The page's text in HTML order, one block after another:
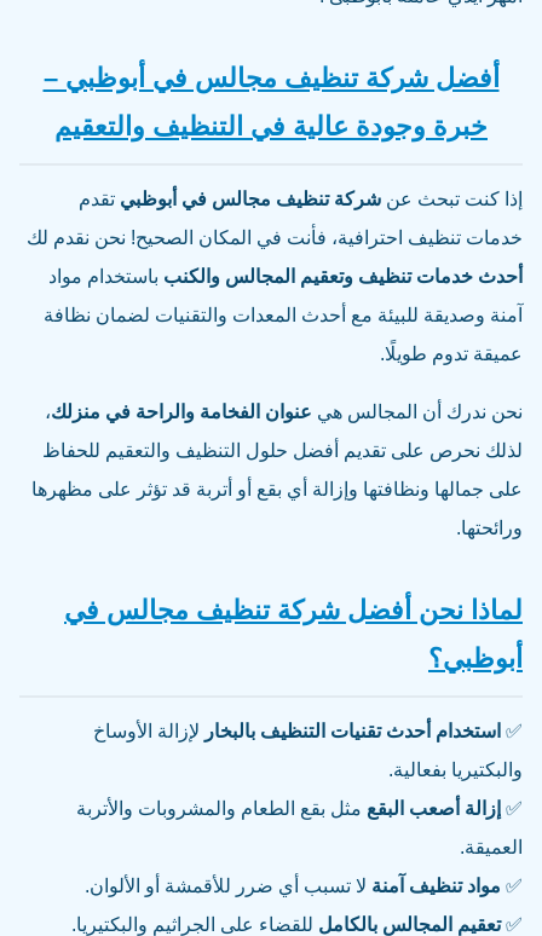
أفضل شركة تنظيف مجالس في أبوظبي –
خبرة وجودة عالية في التنظيف والتعقيم
إذا كنت تبحث عن شركة تنظيف مجالس في أبوظبي تقدم
خدمات تنظيف احترافية، فأنت في المكان الصحيح! نحن نقدم لك
أحدث خدمات تنظيف وتعقيم المجالس والكنب باستخدام مواد
آمنة وصديقة للبيئة مع أحدث المعدات والتقنيات لضمان نظافة
عميقة تدوم طويلًا.
نحن ندرك أن المجالس هي عنوان الفخامة والراحة في منزلك،
لذلك نحرص على تقديم أفضل حلول التنظيف والتعقيم للحفاظ
على جمالها ونظافتها وإزالة أي بقع أو أتربة قد تؤثر على مظهرها
ورائحتها.
لماذا نحن أفضل شركة تنظيف مجالس في
أبوظبي؟
✅ استخدام أحدث تقنيات التنظيف بالبخار لإزالة الأوساخ
والبكتيريا بفعالية.
✅ إزالة أصعب البقع مثل بقع الطعام والمشروبات والأتربة
العميقة.
✅ مواد تنظيف آمنة لا تسبب أي ضرر للأقمشة أو الألوان.
✅تعقيم المجالس بالكامل للقضاء على الجراثيم والبكتيريا.